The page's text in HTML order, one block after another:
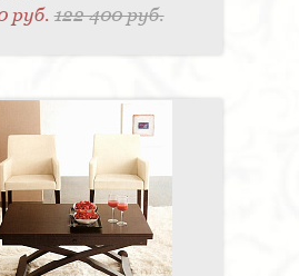
руб.122 400 руб.